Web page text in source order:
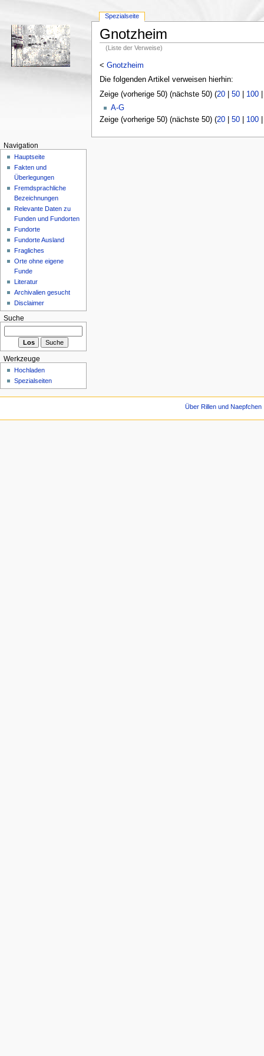
Gnotzheim
(Liste der Verweise)
< Gnotzheim
Die folgenden Artikel verweisen hierhin:
Zeige (vorherige 50) (nächste 50) (20| 50| 100
A-G
Zeige (vorherige 50) (nächste 50) (20| 50| 100
Spezialseite
Navigation
Hauptseite
Fakten und
Überlegungen
Fremdsprachliche
Bezeichnungen
Relevante Daten zu
Funden und Fundorten
Fundorte
Fundorte Ausland
Fragliches
Orte ohne eigene
Funde
Literatur
Archivalien gesucht
Disclaimer
Suche
Werkzeuge
Hochladen
Spezialseiten
Über Rillen und Naepfchen